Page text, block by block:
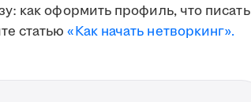
как оформить профиль, что писать
статью«Как начать нетворкинг».